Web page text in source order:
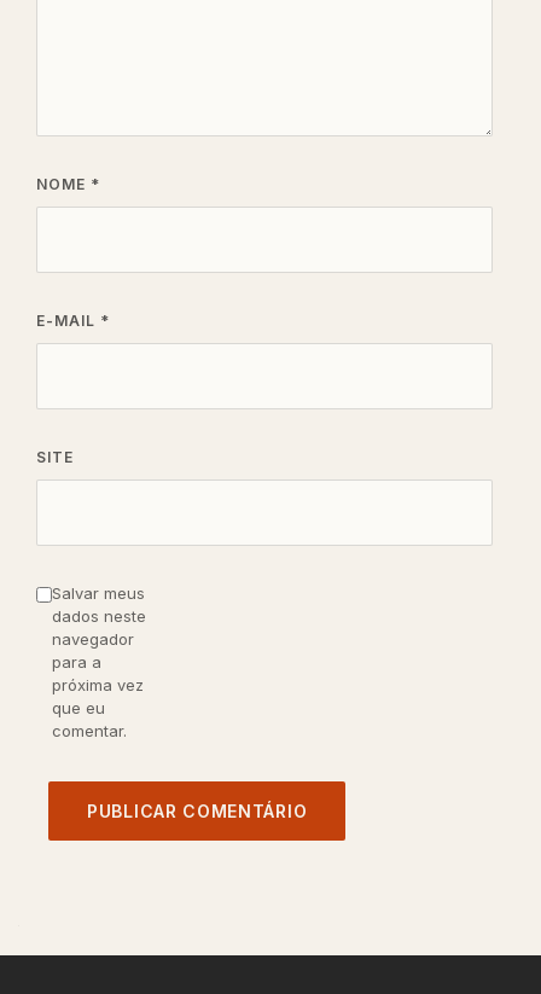
NOME *
E-MAIL *
SITE
Salvar meus
dados neste
navegador
para a
próxima vez
que eu
comentar.